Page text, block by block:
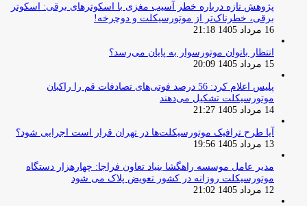
پژوهش تازه درباره خطر آسیب مغزی با اسکوترهای برقی: اسکوتر
برقی، خطرناک‌تر از موتورسیکلت و دوچرخه!
16 مرداد 1405 21:18
انتظار بانوان موتورسوار به پایان می‌رسد؟
15 مرداد 1405 20:09
پلیس اعلام کرد: 56 درصد فوتی‌های تصادفات قم را راکبان
موتورسیکلت تشکیل می‌دهند
14 مرداد 1405 21:27
آیا طرح ترافیک موتورسیکلت‌ها در تهران قرار است اجرایی شود؟
13 مرداد 1405 19:56
مدیر عامل موسسه راهگشا بنیاد تعاون فراجا: چهارهزار دستگاه
موتورسیکلت روزانه در کشور تعویض پلاک می شود
12 مرداد 1405 21:02